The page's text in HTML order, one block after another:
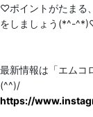
♡ポイントがたまる
をしましょう(*^-
最新情報は「エムコ
(^^)/
https://